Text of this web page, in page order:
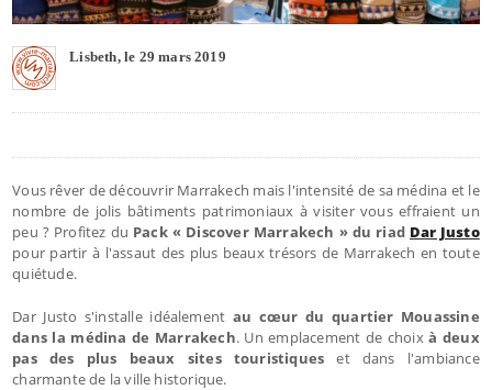
Lisbeth, le 29 mars 2019
Vous rêver de découvrir Marrakech mais l'intensité de sa médina et le
nombre de jolis bâtiments patrimoniaux à visiter vous effraient un
peu ? Profitez du Pack « Discover Marrakech » du riad Dar Justo
pour partir à l'assaut des plus beaux trésors de Marrakech en toute
quiétude.
Dar Justo s'installe idéalement au cœur du quartier Mouassine
dans la médina de Marrakech. Un emplacement de choixà deux
pas des plus beaux sites touristiqueset dans l'ambiance
charmante de la ville historique.